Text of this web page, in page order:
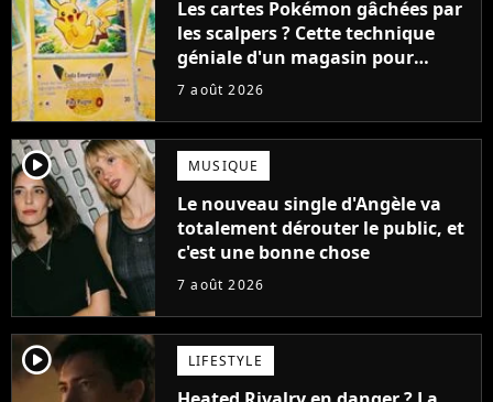
Les cartes Pokémon gâchées par
les scalpers ? Cette technique
géniale d'un magasin pour
ruiner les revendeurs
7 août 2026
player2 MUSIQUE
Le nouveau single d'Angèle va
totalement dérouter le public, et
c'est une bonne chose
7 août 2026
player2 LIFESTYLE